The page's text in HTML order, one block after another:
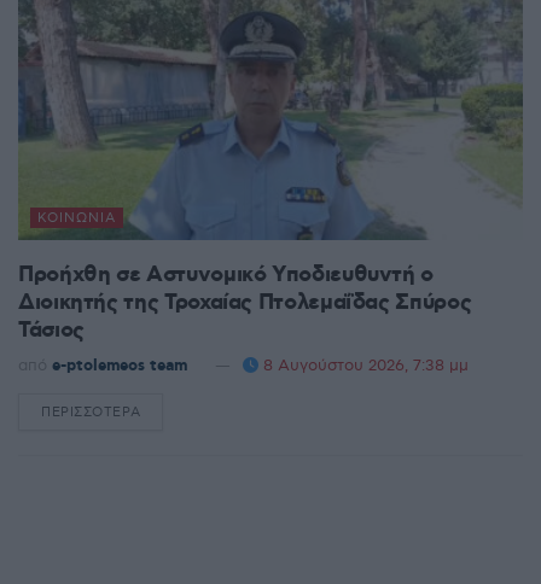
ΚΟΙΝΩΝΊΑ
Προήχθη σε Αστυνομικό Υποδιευθυντή ο
Διοικητής της Τροχαίας Πτολεμαΐδας Σπύρος
Τάσιος
από e-ptolemeos team 8 Αυγούστου 2026, 7:38 μμ
ΠΕΡΙΣΣΌΤΕΡΑ